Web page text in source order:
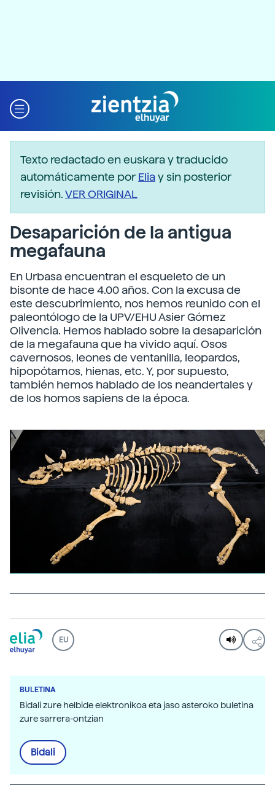
Texto redactado en euskara y traducido
automáticamente porEliay sin posterior
revisión.VER ORIGINAL
Desaparición de la antigua
megafauna
En Urbasa encuentran el esqueleto de un
bisonte de hace 4.00 años. Con la excusa de
este descubrimiento, nos hemos reunido con el
paleontólogo de la UPV/EHU Asier Gómez
Olivencia. Hemos hablado sobre la desaparición
de la megafauna que ha vivido aquí. Osos
cavernosos, leones de ventanilla, leopardos,
hipopótamos, hienas, etc. Y, por supuesto,
también hemos hablado de los neandertales y
de los homos sapiens de la época.
EU
BULETINA
Bidali zure helbide elektronikoa eta jaso asteroko buletina
zure sarrera-ontzian
Bidali